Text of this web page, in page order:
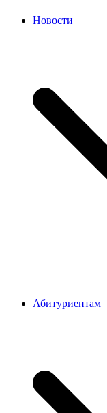
Новости
Абитуриентам